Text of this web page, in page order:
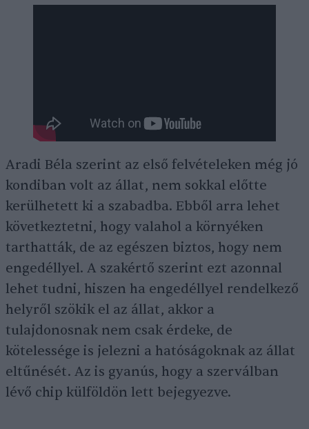
Aradi Béla szerint az első felvételeken még jó
kondiban volt az állat, nem sokkal előtte
kerülhetett ki a szabadba. Ebből arra lehet
következtetni, hogy valahol a környéken
tarthatták, de az egészen biztos, hogy nem
engedéllyel. A szakértő szerint ezt azonnal
lehet tudni, hiszen ha engedéllyel rendelkező
helyről szökik el az állat, akkor a
tulajdonosnak nem csak érdeke, de
kötelessége is jelezni a hatóságoknak az állat
eltűnését. Az is gyanús, hogy a szerválban
lévő chip külföldön lett bejegyezve.